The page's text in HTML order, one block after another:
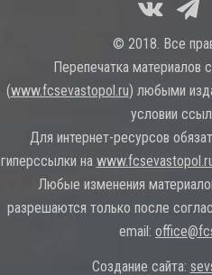
© 2018. Все
Перепечатка материалов
(www.fcsevastopol.ru) любыми
условии
Для интернет-ресурсов
гиперссылки на
Любые изменения
разрешаются только после
email:
Создание сайта: